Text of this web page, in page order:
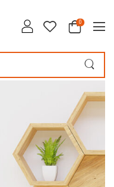
0